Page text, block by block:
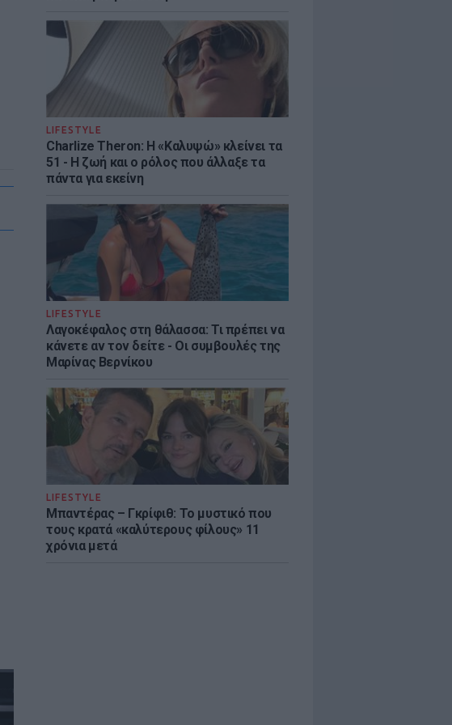
LIFESTYLE
Charlize Theron: Η «Καλυψώ» κλείνει τα
51 - H ζωή και ο ρόλος που άλλαξε τα
πάντα για εκείνη
LIFESTYLE
Λαγοκέφαλος στη θάλασσα: Τι πρέπει να
κάνετε αν τον δείτε - Οι συμβουλές της
Μαρίνας Βερνίκου
LIFESTYLE
Μπαντέρας – Γκρίφιθ: Το μυστικό που
τους κρατά «καλύτερους φίλους» 11
χρόνια μετά